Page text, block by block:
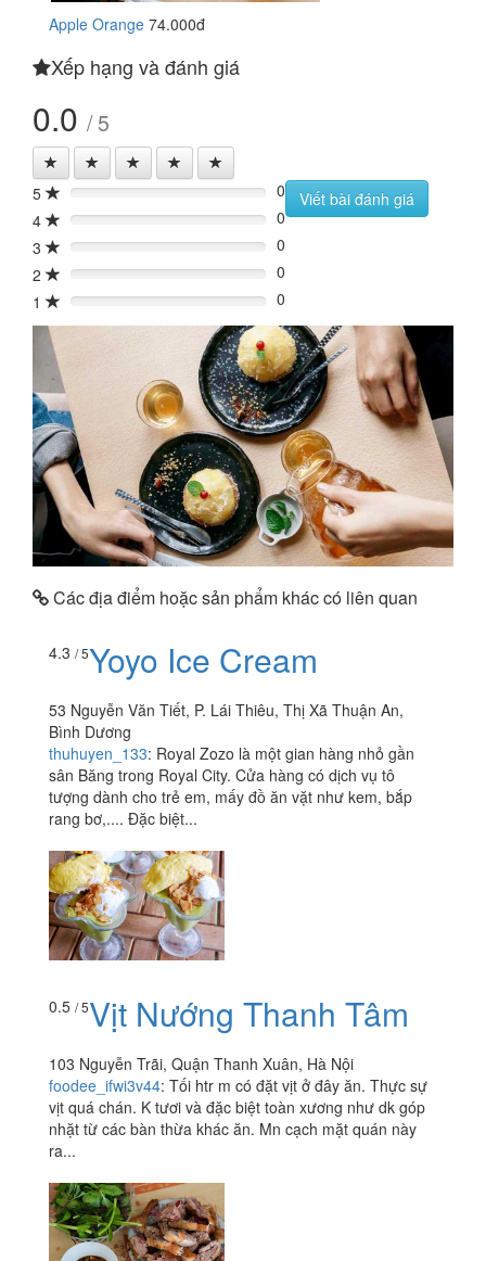
Apple Orange 74.000đ
Xếp hạng và đánh giá
0.0 / 5
5 0%
0
4
0%
0
3
0%
0
2
0%
0
1
0% 0
Viết bài đánh giá
Các địa điểm hoặc sản phẩm khác có liên quan
4.3 / 5Yoyo Ice Cream
53 Nguyễn Văn Tiết, P. Lái Thiêu, Thị Xã Thuận An,
Bình Dương
thuhuyen_133: Royal Zozo là một gian hàng nhỏ gần
sân Băng trong Royal City. Cửa hàng có dịch vụ tô
tượng dành cho trẻ em, mấy đồ ăn vặt như kem, bắp
rang bơ,.... Đặc biệt...
0.5 / 5Vịt Nướng Thanh Tâm
103 Nguyễn Trãi, Quận Thanh Xuân, Hà Nội
foodee_ifwi3v44: Tối htr m có đặt vịt ở đây ăn. Thực sự
vịt quá chán. K tươi và đặc biệt toàn xương như dk góp
nhặt từ các bàn thừa khác ăn. Mn cạch mặt quán này
ra...